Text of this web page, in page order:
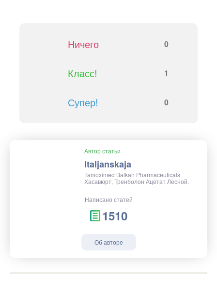
Ничего 0
Класс! 1
Супер! 0
Автор статьи
Italjanskaja
Tamoximed Balkan Pharmaceuticals
Хасавюрт, Тренболон Ацетат Лесной.
Написано статей
1510
Об авторе